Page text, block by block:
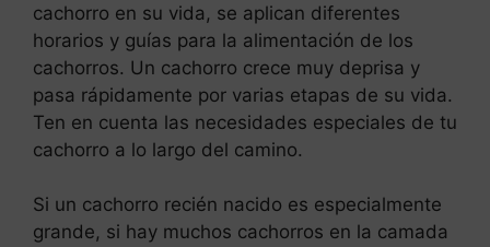
cachorro en su vida, se aplican diferentes
horarios y guías para la alimentación de los
cachorros. Un cachorro crece muy deprisa y
pasa rápidamente por varias etapas de su vida.
Ten en cuenta las necesidades especiales de tu
cachorro a lo largo del camino.
Si un cachorro recién nacido es especialmente
grande, si hay muchos cachorros en la camada